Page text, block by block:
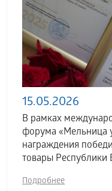
15.05.2026
В рамках
форума «Мельница
награждения
товары Республики
Подробнее